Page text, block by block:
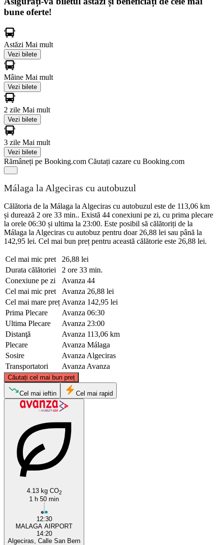
bune oferte!
Astăzi Mai mult
Vezi bilete
Mâine Mai mult
Vezi bilete
2 zile Mai mult
Vezi bilete
3 zile Mai mult
Vezi bilete
Rămâneți pe Booking.com Căutați cazare cu Booking.com
Málaga la Algeciras cu autobuzul
Călătoria de la Málaga la Algeciras cu autobuzul este de 113,06 km
și durează 2 ore 33 min.. Există 44 conexiuni pe zi, cu prima plecare
la orele 06:30 și ultima la 23:00. Este posibil să călătoriți de la
Málaga la Algeciras cu autobuz pentru doar 26,88 lei sau până la
142,95 lei. Cel mai bun preț pentru această călătorie este 26,88 lei.
Cel mai mic pret
26,88 lei
Durata călătoriei
2 ore 33 min.
Conexiune pe zi
Avanza 44
Cel mai mic pret
Avanza 26,88 lei
Cel mai mare preț Avanza 142,95 lei
Prima Plecare
Avanza 06:30
Ultima Plecare
Avanza 23:00
Distanţă
Avanza 113,06 km
Plecare
Avanza Málaga
Sosire
Avanza Algeciras
Transportatori
Avanza Avanza
Căutați cel mai bun preț
Algeciras
Cel mai ieftin Cel mai rapid
4.13 kg CO2
1 h 50 min
12:30
MALAGA AIRPORT
14:20
Algeciras, Calle San Bern